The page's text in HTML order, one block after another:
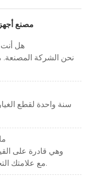
هل
سنة واحدة لقطع
OEM مع علامتك التجارية، إذا كانت الكمية مناسبة.